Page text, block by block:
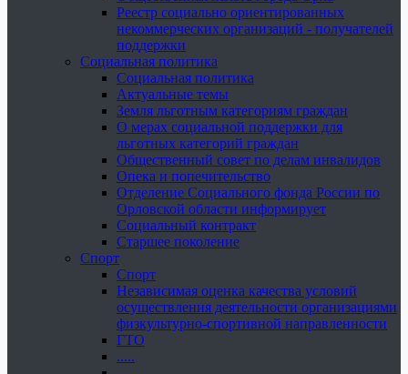
Реестр социально ориентированных
некоммерческих организаций - получателей
поддержки
Социальная политика
Социальная политика
Актуальные темы
Земля льготным категориям граждан
О мерах социальной поддержки для
льготных категорий граждан
Общественный совет по делам инвалидов
Опека и попечительство
Отделение Социального фонда России по
Орловской области информирует
Социальный контракт
Старшее поколение
Спорт
Спорт
Независимая оценка качества условий
осуществления деятельности организациями
физкультурно-спортивной направленности
ГТО
.....